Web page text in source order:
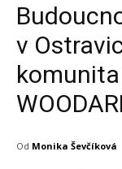
v
Od Monika Ševčíková